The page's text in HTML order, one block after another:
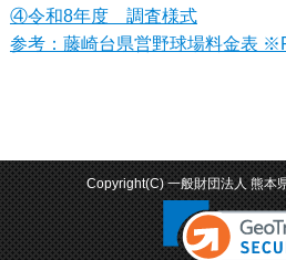
④令和8年度 調査様式
参考：藤崎台県営野球場料金表
Copyright(C) 一般財団法人 熊本